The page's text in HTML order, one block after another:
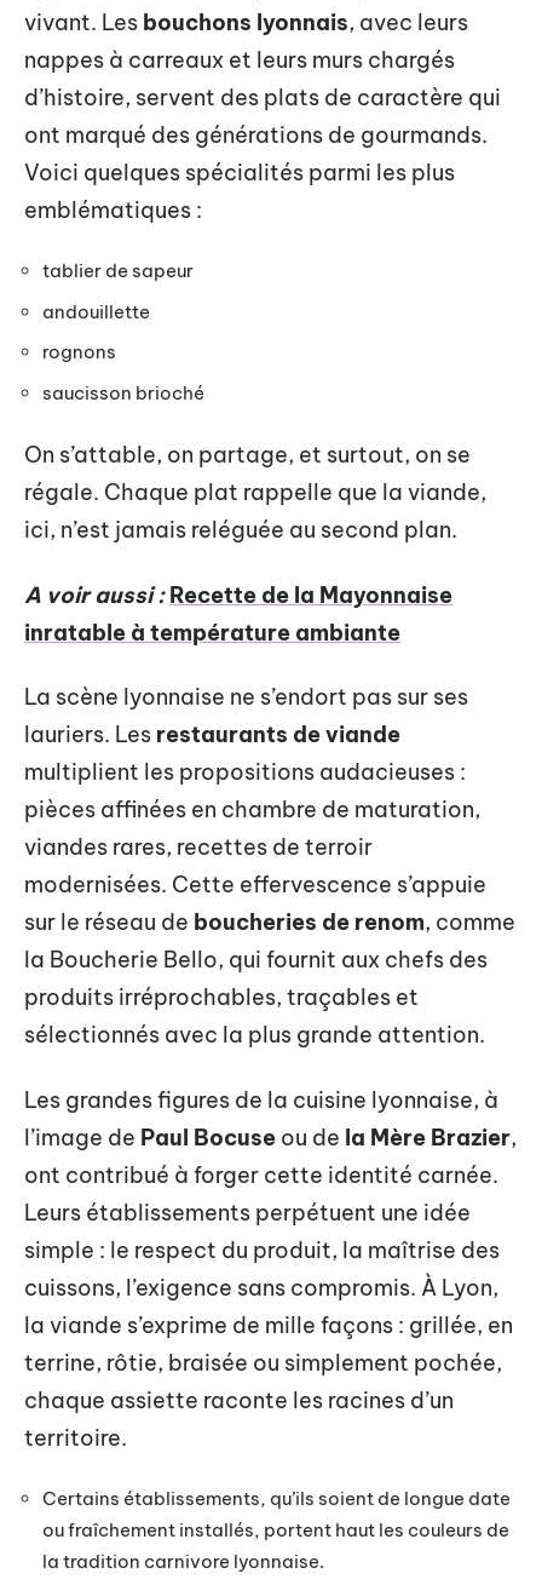
vivant. Les bouchons lyonnais, avec leurs
nappes à carreaux et leurs murs chargés
d’histoire, servent des plats de caractère qui
ont marqué des générations de gourmands.
Voici quelques spécialités parmi les plus
emblématiques :
tablier de sapeur
andouillette
rognons
saucisson brioché
On s’attable, on partage, et surtout, on se
régale. Chaque plat rappelle que la viande,
ici, n’est jamais reléguée au second plan.
A voir aussi : Recette de la Mayonnaise
inratable à température ambiante
La scène lyonnaise ne s’endort pas sur ses
lauriers. Les restaurants de viande
multiplient les propositions audacieuses :
pièces affinées en chambre de maturation,
viandes rares, recettes de terroir
modernisées. Cette effervescence s’appuie
sur le réseau de boucheries de renom, comme
la Boucherie Bello, qui fournit aux chefs des
produits irréprochables, traçables et
sélectionnés avec la plus grande attention.
Les grandes figures de la cuisine lyonnaise, à
l’image de Paul Bocuse ou de la Mère Brazier,
ont contribué à forger cette identité carnée.
Leurs établissements perpétuent une idée
simple : le respect du produit, la maîtrise des
cuissons, l’exigence sans compromis. À Lyon,
la viande s’exprime de mille façons : grillée, en
terrine, rôtie, braisée ou simplement pochée,
chaque assiette raconte les racines d’un
territoire.
Certains établissements, qu’ils soient de longue date
ou fraîchement installés, portent haut les couleurs de
la tradition carnivore lyonnaise.